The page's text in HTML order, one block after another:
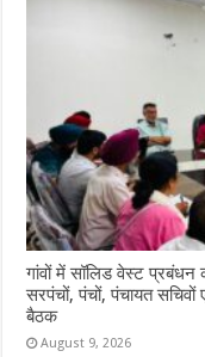
गांवों में सॉलिड वेस्ट प्रबंधन
सरपंचों, पंचों, पंचायत
बैठक
August 9, 2026